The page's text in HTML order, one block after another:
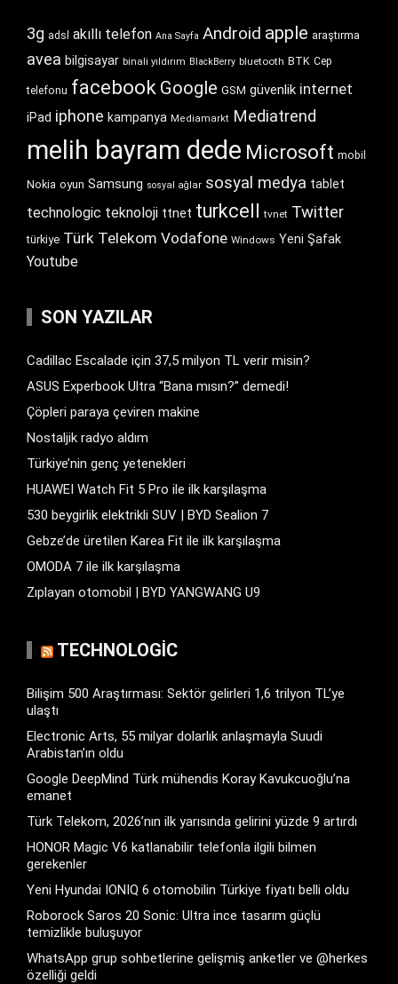
3g adsl akıllı telefon Ana Sayfa Android apple araştırma
avea bilgisayar binali yıldırım BlackBerry bluetooth BTK Cep
telefonu facebook Google GSM güvenlik internet
iPad iphone kampanya Mediamarkt Mediatrend
melih bayram dede Microsoft mobil
Nokia oyun Samsung sosyal ağlar sosyal medya tablet
technologic teknoloji ttnet turkcell tvnet Twitter
türkiye Türk Telekom Vodafone Windows Yeni Şafak
Youtube
SON YAZILAR
Cadillac Escalade için 37,5 milyon TL verir misin?
ASUS Experbook Ultra “Bana mısın?” demedi!
Çöpleri paraya çeviren makine
Nostaljik radyo aldım
Türkiye’nin genç yetenekleri
HUAWEI Watch Fit 5 Pro ile ilk karşılaşma
530 beygirlik elektrikli SUV | BYD Sealion 7
Gebze’de üretilen Karea Fit ile ilk karşılaşma
OMODA 7 ile ilk karşılaşma
Zıplayan otomobil | BYD YANGWANG U9
TECHNOLOGIC
Bilişim 500 Araştırması: Sektör gelirleri 1,6 trilyon TL’ye
ulaştı
Electronic Arts, 55 milyar dolarlık anlaşmayla Suudi
Arabistan’ın oldu
Google DeepMind Türk mühendis Koray Kavukcuoğlu’na
emanet
Türk Telekom, 2026’nın ilk yarısında gelirini yüzde 9 artırdı
HONOR Magic V6 katlanabilir telefonla ilgili bilmen
gerekenler
Yeni Hyundai IONIQ 6 otomobilin Türkiye fiyatı belli oldu
Roborock Saros 20 Sonic: Ultra ince tasarım güçlü
temizlikle buluşuyor
WhatsApp grup sohbetlerine gelişmiş anketler ve @herkes
özelliği geldi